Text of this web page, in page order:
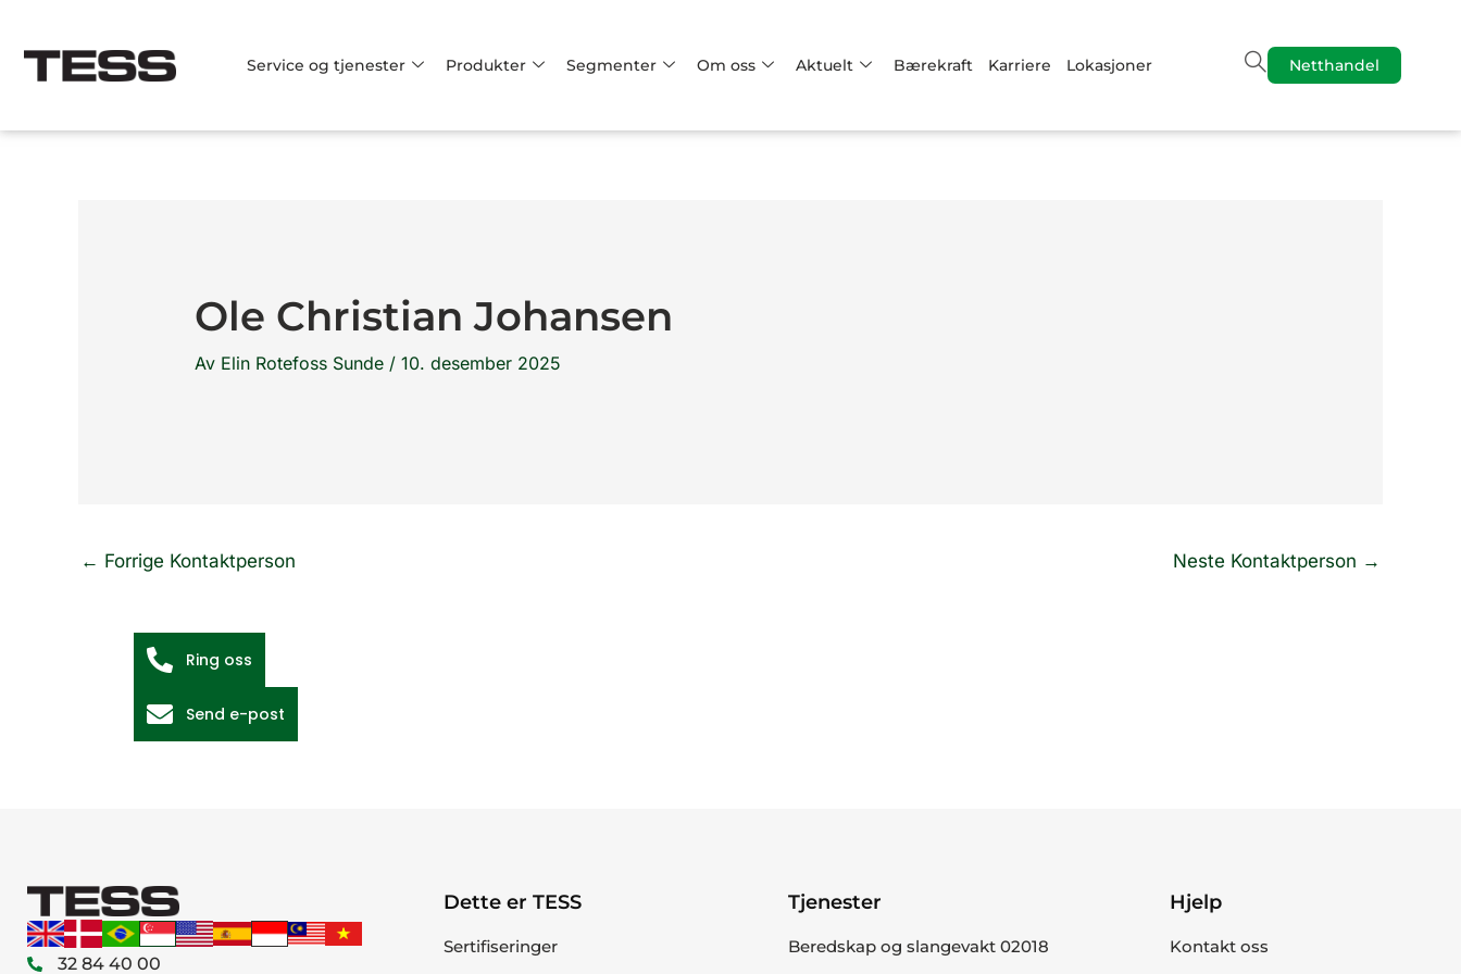
rett
Service og tjenester Produkter Segmenter Om oss Aktuelt Bærekraft Karriere Lokasjoner Netthandel
Ole Christian Johansen
Av Elin Rotefoss Sunde / 10. desember 2025
← Forrige Kontaktperson Neste Kontaktperson →
32 84 40 00
Dette er TESS
Sertifiseringer
Tjenester
Beredskap og slangevakt 02018
Hjelp
Kontakt oss
Ring oss
Send e-post